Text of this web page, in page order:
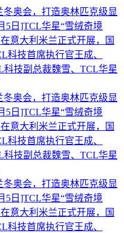
冬奥会，打造奥林匹克级显
5日]TCL华星“雪绒奇境
意大利米兰正式开展，国
科技首席执行官王成、
技副总裁魏雪、TCL华星
冬奥会，打造奥林匹克级显
5日]TCL华星“雪绒奇境
意大利米兰正式开展，国
科技首席执行官王成、
技副总裁魏雪、TCL华星
冬奥会，打造奥林匹克级显
5日]TCL华星“雪绒奇境
意大利米兰正式开展，国
科技首席执行官王成、